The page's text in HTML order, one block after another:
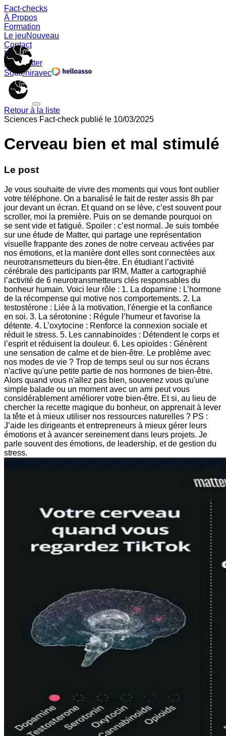
Fact-checks
À Propos
Formation
Le jeuNouveau
Contact
Memes
Newsletter
Souteniravec
Retour à la liste
Sciences Fact-check publié le 10/03/2025
Cerveau bien et mal stimulé
Le post
Je vous souhaite de vivre des moments qui vous font oublier
votre téléphone. On a banalisé le fait de rester assis 8h par
jour devant un écran. Et quand on se lève, c’est souvent pour
scroller, moi la première. Puis on se demande pourquoi on
se sent vide et fatigué. Spoiler : c’est normal. Je suis tombée
sur une étude de Matter, qui partage une représentation
visuelle frappante des zones de notre cerveau activées par
nos émotions, et la manière dont elles sont connectées aux
neurotransmetteurs du bien-être. En étudiant l’activité
cérébrale des participants par IRM, Matter a cartographié
l’activité de 6 neurotransmetteurs clés responsables du
bonheur humain. Voici leur rôle : 1. La dopamine : L’hormone
de la récompense qui motive nos comportements. 2. La
testostérone : Liée à la motivation, l'énergie et la confiance
en soi. 3. La sérotonine : Régule l’humeur et favorise la
détente. 4. L’oxytocine : Renforce la connexion sociale et
réduit le stress. 5. Les cannabinoïdes : Détendent le corps et
l’esprit et réduisent la douleur. 6. Les opioïdes : Génèrent
une sensation de calme et de bien-être. Le problème avec
nos modes de vie ? Trop de temps seul ou sur nos écrans
n'active qu'une petite partie de nos hormones de bien-être.
Alors quand vous n'allez pas bien, souvenez vous qu'une
simple balade ou un moment avec un ami peut vous
considérablement améliorer votre bien-être. Et si, au lieu de
chercher la recette magique du bonheur, on apprenait à lever
la tête et à mieux utiliser nos ressources naturelles ? PS :
J’aide les dirigeants et entrepreneurs à mieux gérer leurs
émotions et à avancer sereinement dans leurs projets. Je
parle souvent des émotions, de leadership, et de gestion du
stress.